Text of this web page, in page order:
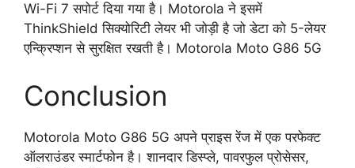
Wi-Fi 7 सपोर्ट दिया गया है। Motorola ने इसमें
ThinkShield सिक्योरिटी लेयर भी जोड़ी है जो डेटा को 5-लेयर
एन्क्रिप्शन से सुरक्षित रखती है। Motorola Moto G86 5G
Conclusion
Motorola Moto G86 5G अपने प्राइस रेंज में एक परफेक्ट
ऑलराउंडर स्मार्टफोन है। शानदार डिस्प्ले, पावरफुल प्रोसेसर,